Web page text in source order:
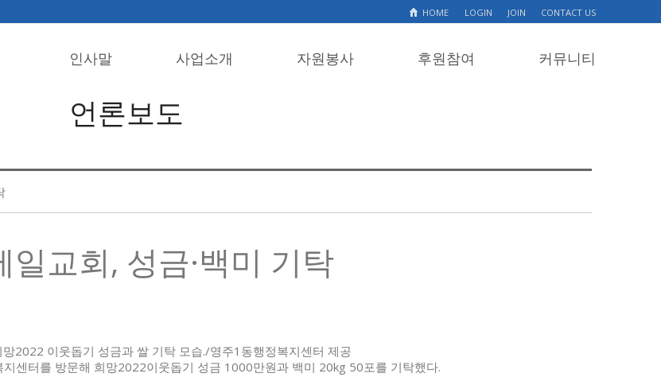
HOME LOGIN JOIN CONTACT US
인사말 사업소개 자원봉사 후원참여 커뮤니티
언론보도
일교회, 성금·백미 기탁
2022 이웃돕기 성금과 쌀 기탁 모습./영주1동행정복지센터 제공
센터를 방문해 희망2022이웃돕기 성금 1000만원과 백미 20kg 50포를 기탁했다.